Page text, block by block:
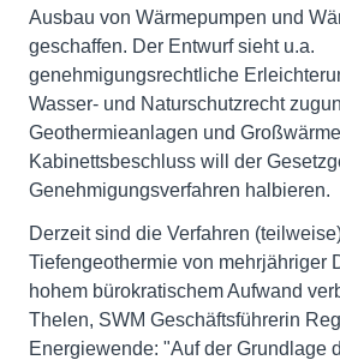
Ausbau von Wärmepumpen und
geschaffen. Der Entwurf sieht u.a.
genehmigungsrechtliche
Wasser- und Naturschutzrecht
Geothermieanlagen und
Kabinettsbeschluss will der
Genehmigungsverfahren halbieren.
Derzeit sind die Verfahren
Tiefengeothermie von mehrjähriger
hohem bürokratischem Aufwand
Thelen, SWM Geschäftsführerin
Energiewende: "Auf der Grundlage